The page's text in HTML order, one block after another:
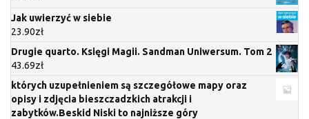
Jak uwierzyć w siebie
23.90zł
Drugie quarto. Księgi Magii. Sandman Uniwersum. Tom 2
43.69zł
których uzupełnieniem są szczegółowe mapy oraz
opisy i zdjęcia bieszczadzkich atrakcji i
zabytków.Beskid Niski to najniższe góry